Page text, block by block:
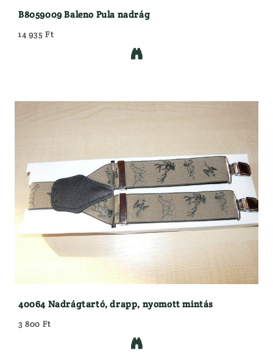
B8059009 Baleno Pula nadrág
14 935 Ft

40064 Nadrágtartó, drapp, nyomott mintás
3 800 Ft
